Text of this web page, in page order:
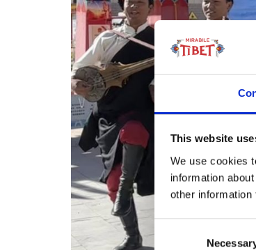
This website
We use cookies
information
other information